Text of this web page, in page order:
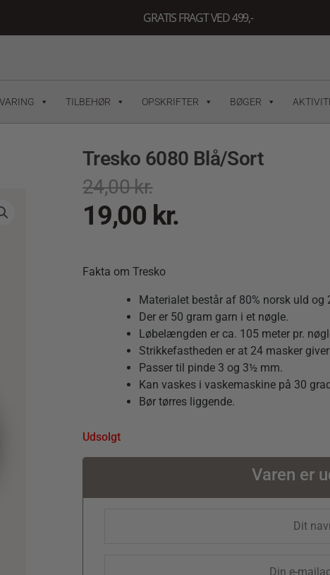
GRATIS FRAGT VED 499,-
TILBEHØR OPSKRIFTER BØGER
Tresko 6080 Blå/Sort
24,00kr.
19,00 kr.
Fakta om Tresko
Materialet består af 80% norsk uld og
Der er 50 gram garn i et nøgle.
Løbelængden er ca. 105 meter pr.
Strikkefastheden er at 24 masker
Passer til pinde 3 og 3½ mm.
Kan vaskes i vaskemaskine på 30
Bør tørres liggende.
Udsolgt
Varen er